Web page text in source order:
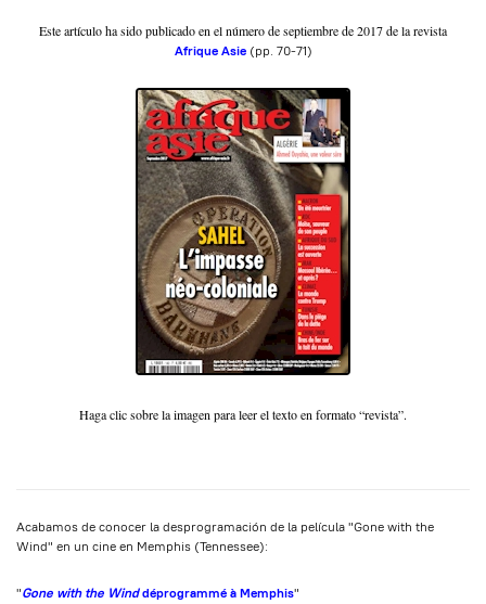
Este artículo ha sido publicado en el número de septiembre de 2017 de la revista
Afrique Asie (pp. 70-71)
Haga clic sobre la imagen para leer el texto en formato “revista”.
Acabamos de conocer la desprogramación de la película "Gone with the
Wind" en un cine en Memphis (Tennessee):
"Gone with the Winddéprogrammé à Memphis"